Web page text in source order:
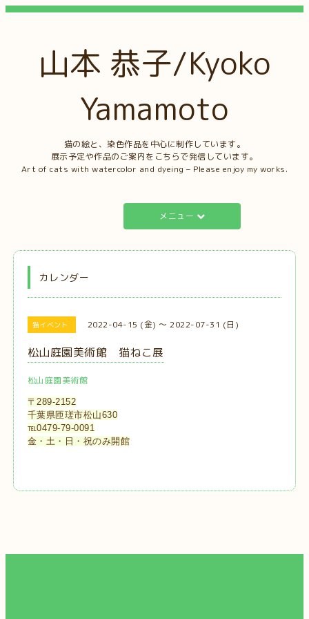
山本 恭子/Kyoko
Yamamoto
猫の絵と、染色作品を中心に制作しています。
展示予定や作品のご案内をこちらで発信しています。
Art of cats with watercolor and dyeing – Please enjoy my works.
メニュー
カレンダー
猫イベント 2022-04-15 (金) ～ 2022-07-31 (日)
松山庭園美術館 猫ねこ展
松山庭園美術館
〒289-2152
千葉県匝瑳市松山630
℡0479-79-0091
金・土・日・祝のみ開館